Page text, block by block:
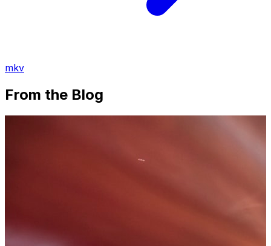
mkv
From the Blog